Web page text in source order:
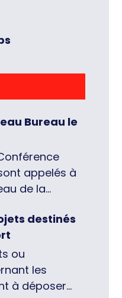
Bureau le
appelés à
de la
fin de
du
ici), à
Chacun
désignés
destinés
ou
les
à déposer